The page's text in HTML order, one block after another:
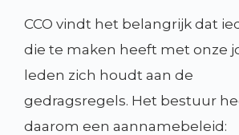
CCO vindt het belangrijk dat
die te maken heeft met onze
leden zich houdt aan de
gedragsregels. Het bestuur
daarom een aannamebeleid: